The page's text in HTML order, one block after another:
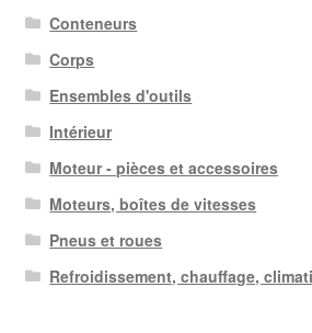
Conteneurs
Corps
Ensembles d'outils
Intérieur
Moteur - pièces et accessoires
Moteurs, boîtes de vitesses
Pneus et roues
Refroidissement, chauffage,